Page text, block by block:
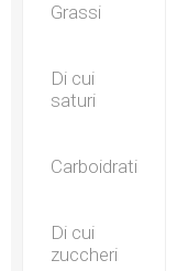
Grassi
Di cui
saturi
Carboidrati
Di cui
zuccheri